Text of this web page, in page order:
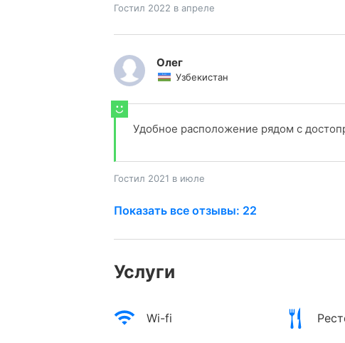
Гостил 2022 в апреле
Олег
Узбекистан
Удобное расположение рядом с
Гостил 2021 в июле
Показать все отзывы: 22
Услуги
Wi-fi